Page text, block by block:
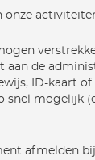
onze
de
ID-kaart
mogelijk
afmelden